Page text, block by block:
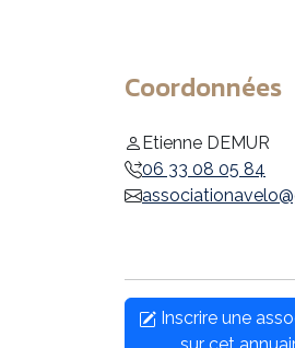
Coordonnées
Etienne DEMUR
06 33 08 05 84
Inscrire une